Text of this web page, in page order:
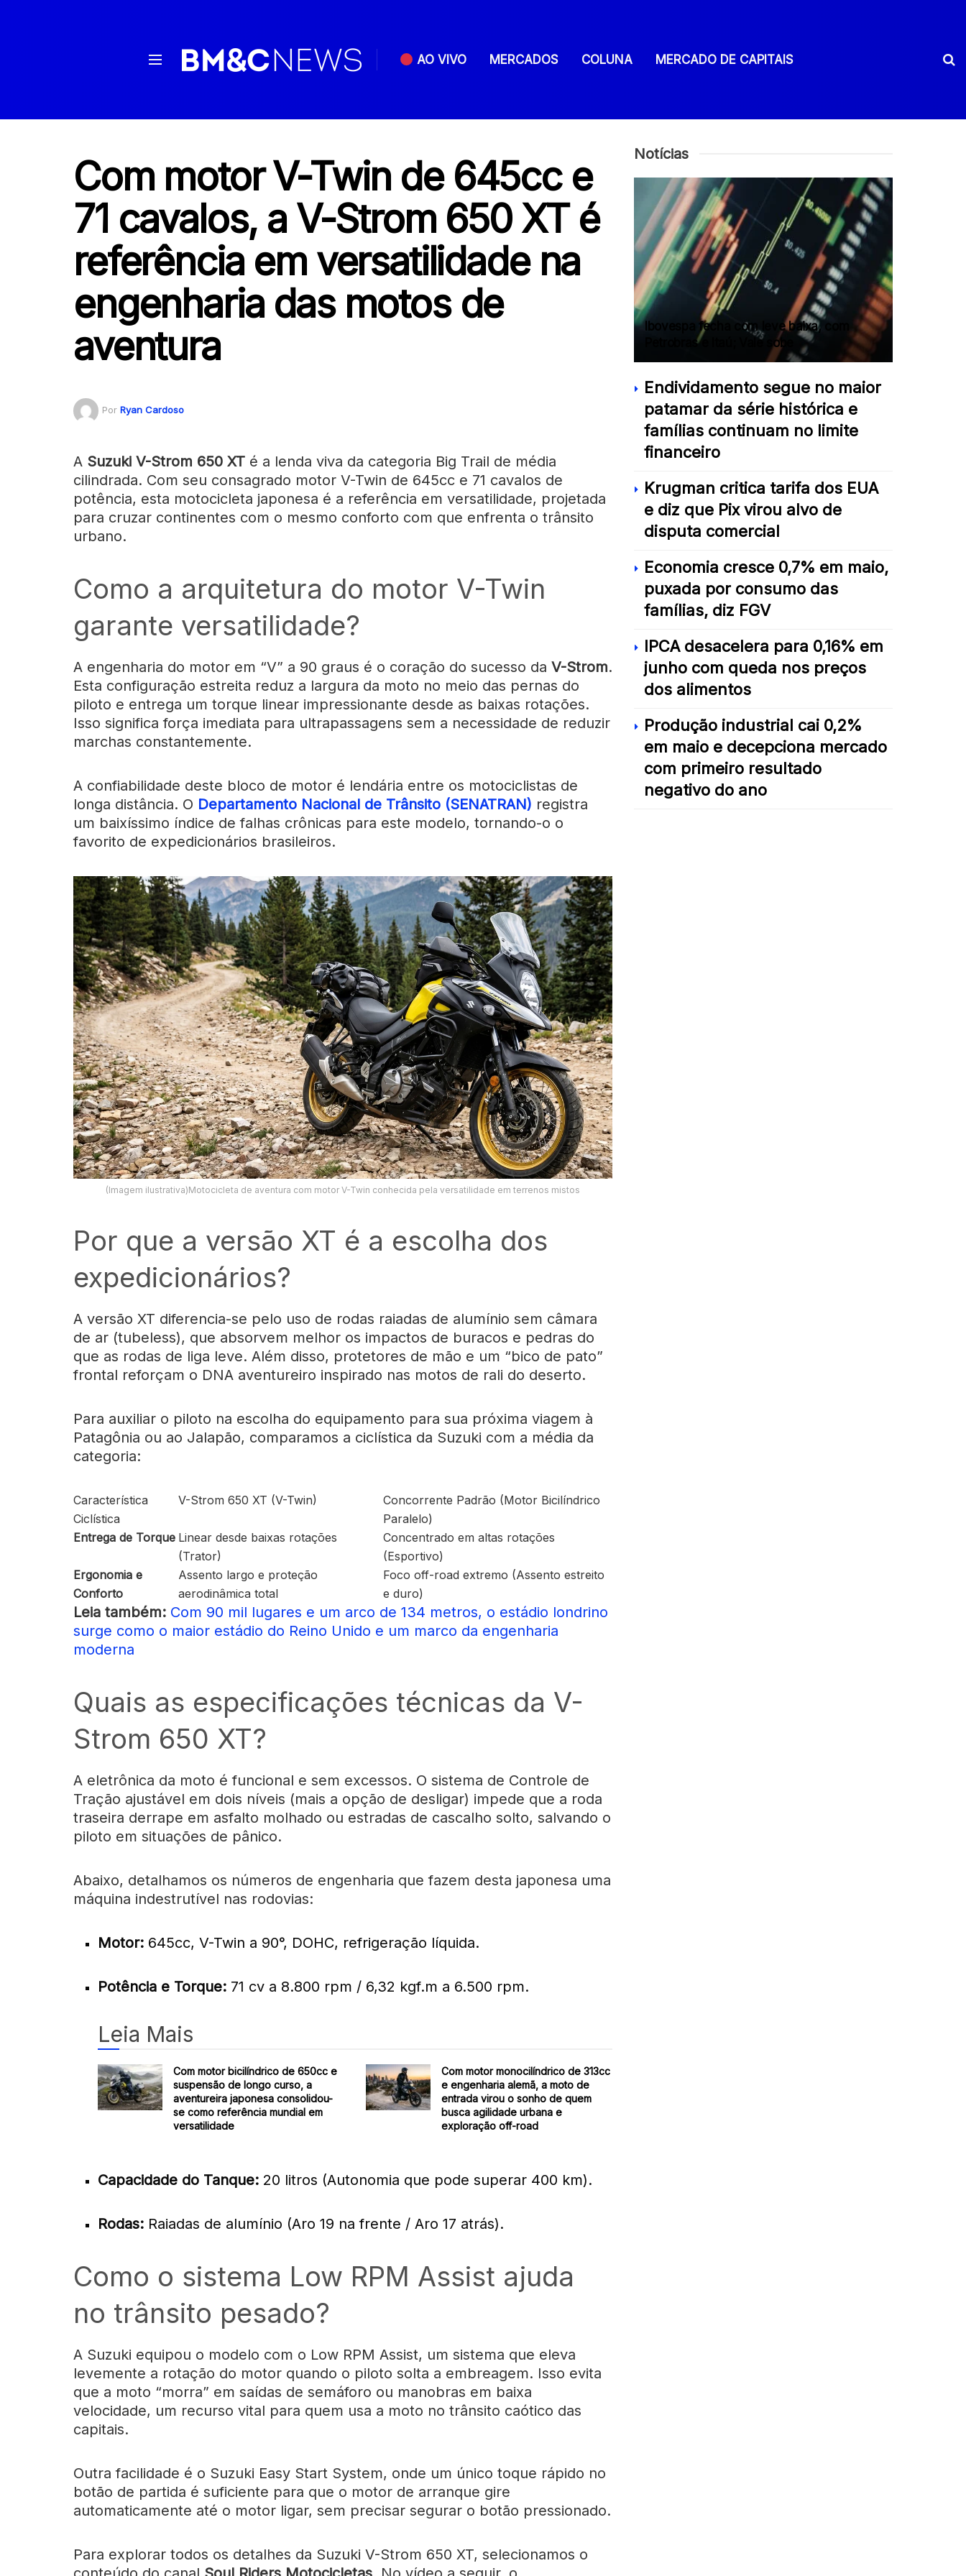
AO VIVO MERCADOS COLUNA MERCADO DE CAPITAIS
Com motor V-Twin de 645cc e
71 cavalos, a V-Strom 650 XT é
referência em versatilidade na
engenharia das motos de
aventura
Por Ryan Cardoso
A Suzuki V-Strom 650 XT é a lenda viva da categoria Big Trail de média
cilindrada. Com seu consagrado motor V-Twin de 645cc e 71 cavalos de
potência, esta motocicleta japonesa é a referência em versatilidade, projetada
para cruzar continentes com o mesmo conforto com que enfrenta o trânsito
urbano.
Como a arquitetura do motor V-Twin
garante versatilidade?
A engenharia do motor em “V” a 90 graus é o coração do sucesso da V-Strom.
Esta configuração estreita reduz a largura da moto no meio das pernas do
piloto e entrega um torque linear impressionante desde as baixas rotações.
Isso significa força imediata para ultrapassagens sem a necessidade de reduzir
marchas constantemente.
A confiabilidade deste bloco de motor é lendária entre os motociclistas de
longa distância. O Departamento Nacional de Trânsito (SENATRAN) registra
um baixíssimo índice de falhas crônicas para este modelo, tornando-o o
favorito de expedicionários brasileiros.
(Imagem ilustrativa)Motocicleta de aventura com motor V-Twin conhecida pela versatilidade em terrenos mistos
Por que a versão XT é a escolha dos
expedicionários?
A versão XT diferencia-se pelo uso de rodas raiadas de alumínio sem câmara
de ar (tubeless), que absorvem melhor os impactos de buracos e pedras do
que as rodas de liga leve. Além disso, protetores de mão e um “bico de pato”
frontal reforçam o DNA aventureiro inspirado nas motos de rali do deserto.
Para auxiliar o piloto na escolha do equipamento para sua próxima viagem à
Patagônia ou ao Jalapão, comparamos a ciclística da Suzuki com a média da
categoria:
Característica
Ciclística
V-Strom 650 XT (V-Twin)
Concorrente Padrão (Motor Bicilíndrico
Paralelo)
Entrega de Torque Linear desde baixas rotações
(Trator)
Concentrado em altas rotações
(Esportivo)
Ergonomia e
Conforto
Assento largo e proteção
aerodinâmica total
Foco off-road extremo (Assento estreito
e duro)
Leia também: Com 90 mil lugares e um arco de 134 metros, o estádio londrino
surge como o maior estádio do Reino Unido e um marco da engenharia
moderna
Quais as especificações técnicas da V-
Strom 650 XT?
A eletrônica da moto é funcional e sem excessos. O sistema de Controle de
Tração ajustável em dois níveis (mais a opção de desligar) impede que a roda
traseira derrape em asfalto molhado ou estradas de cascalho solto, salvando o
piloto em situações de pânico.
Abaixo, detalhamos os números de engenharia que fazem desta japonesa uma
máquina indestrutível nas rodovias:
Motor: 645cc, V-Twin a 90°, DOHC, refrigeração líquida.
Potência e Torque: 71 cv a 8.800 rpm / 6,32 kgf.m a 6.500 rpm.
Leia Mais
Com motor bicilíndrico de 650cc e
suspensão de longo curso, a
aventureira japonesa consolidou-
se como referência mundial em
versatilidade
Com motor monocilíndrico de 313cc
e engenharia alemã, a moto de
entrada virou o sonho de quem
busca agilidade urbana e
exploração off-road
Capacidade do Tanque: 20 litros (Autonomia que pode superar 400 km).
Rodas: Raiadas de alumínio (Aro 19 na frente / Aro 17 atrás).
Como o sistema Low RPM Assist ajuda
no trânsito pesado?
A Suzuki equipou o modelo com o Low RPM Assist, um sistema que eleva
levemente a rotação do motor quando o piloto solta a embreagem. Isso evita
que a moto “morra” em saídas de semáforo ou manobras em baixa
velocidade, um recurso vital para quem usa a moto no trânsito caótico das
capitais.
Outra facilidade é o Suzuki Easy Start System, onde um único toque rápido no
botão de partida é suficiente para que o motor de arranque gire
automaticamente até o motor ligar, sem precisar segurar o botão pressionado.
Para explorar todos os detalhes da Suzuki V-Strom 650 XT, selecionamos o
Notícias
Ibovespa fecha com leve baixa, com
Petrobras e Itaú; Vale sobe
Endividamento segue no maior
patamar da série histórica e
famílias continuam no limite
financeiro
Krugman critica tarifa dos EUA
e diz que Pix virou alvo de
disputa comercial
Economia cresce 0,7% em maio,
puxada por consumo das
famílias, diz FGV
IPCA desacelera para 0,16% em
junho com queda nos preços
dos alimentos
Produção industrial cai 0,2%
em maio e decepciona mercado
com primeiro resultado
negativo do ano